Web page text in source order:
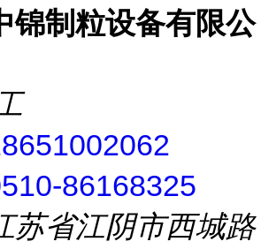
锦制粒设备有限公
86168325
苏省江阴市西城路